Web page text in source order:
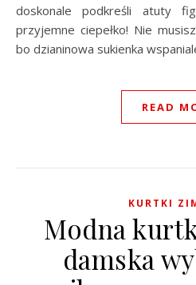
doskonale podkreśli atuty
przyjemne ciepełko! Nie
bo dzianinowa sukienka
READ
KURTKI
Modna
damska